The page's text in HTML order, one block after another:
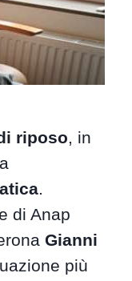
riposo, in
.
di Anap
Gianni
più